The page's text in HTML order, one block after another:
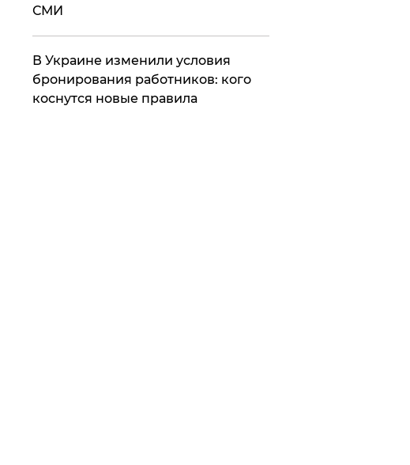
СМИ
В Украине изменили условия
бронирования работников: кого
коснутся новые правила